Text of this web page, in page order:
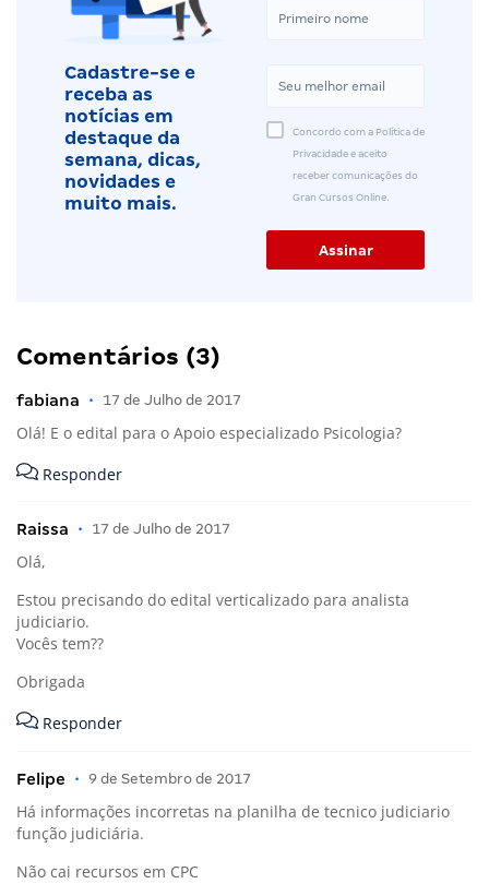
Cadastre-se e
receba as
notícias em
destaque da
semana, dicas,
novidades e
muito mais.
Concordo com a Política de
Privacidade e aceito
receber comunicações do
Gran Cursos Online.
Comentários (3)
fabiana • 17 de Julho de 2017
Olá! E o edital para o Apoio especializado Psicologia?
Responder
Raissa • 17 de Julho de 2017
Olá,
Estou precisando do edital verticalizado para analista
judiciario.
Vocês tem??
Obrigada
Responder
Felipe • 9 de Setembro de 2017
Há informações incorretas na planilha de tecnico judiciario
função judiciária.
Não cai recursos em CPC